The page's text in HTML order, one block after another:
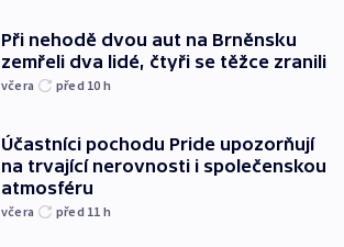
Při nehodě dvou aut na Brněnsku
zemřeli dva lidé, čtyři se těžce zranili
včera před 10 h
Účastníci pochodu Pride upozorňují
na trvající nerovnosti i společenskou
atmosféru
včera před 11 h